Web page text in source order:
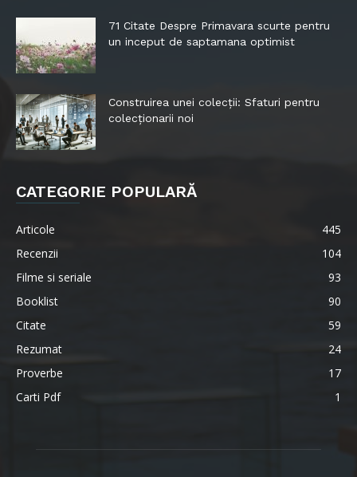
71 Citate Despre Primavara scurte pentru
un inceput de saptamana optimist
Construirea unei colecții: Sfaturi pentru
colecționarii noi
CATEGORIE POPULARĂ
Articole
445
Recenzii
104
Filme si seriale
93
Booklist
90
Citate
59
Rezumat
24
Proverbe
17
Carti Pdf
1